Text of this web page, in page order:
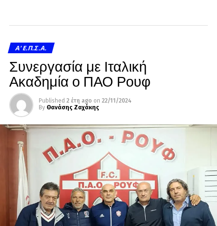
A' Ε.Π.Σ.Α.
Συνεργασία με Ιταλική
Ακαδημία ο ΠΑΟ Ρουφ
Published 2 έτη ago on 22/11/2024
By Θανάσης Ζαχάκης